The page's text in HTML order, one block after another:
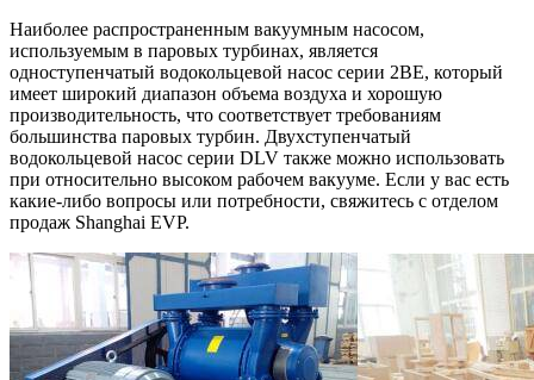
Наиболее распространенным вакуумным насосом,
используемым в паровых турбинах, является
одноступенчатый водокольцевой насос серии 2BE, который
имеет широкий диапазон объема воздуха и хорошую
производительность, что соответствует требованиям
большинства паровых турбин. Двухступенчатый
водокольцевой насос серии DLV также можно использовать
при относительно высоком рабочем вакууме. Если у вас есть
какие-либо вопросы или потребности, свяжитесь с отделом
продаж Shanghai EVP.